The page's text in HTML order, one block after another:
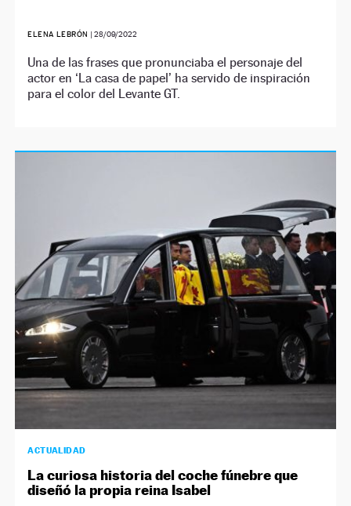
ELENA LEBRÓN |28/09/2022
Una de las frases que pronunciaba el personaje del
actor en ‘La casa de papel’ ha servido de inspiración
para el color del Levante GT.
ACTUALIDAD
La curiosa historia del coche fúnebre que
diseñó la propia reina Isabel